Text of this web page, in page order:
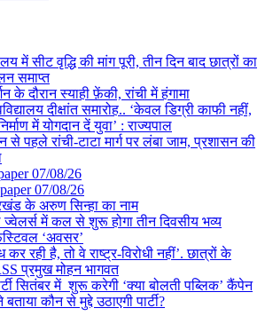
में सीट वृद्धि की मांग पूरी, तीन दिन बाद छात्रों का
समाप्त
के दौरान स्याही फ़ेंकी, रांची में हंगामा
दीक्षांत समारोह.. ‘केवल डिग्री काफी नहीं,
में योगदान दें युवा’ : राज्यपाल
पहले रांची-टाटा मार्ग पर लंबा जाम, प्रशासन की
07/08/26
07/08/26
के अरुण सिन्हा का नाम
में कल से शुरू होगा तीन दिवसीय भव्य
‘अवसर’
रही है, तो वे राष्ट्र-विरोधी नहीं’. छात्रों के
प्रमुख मोहन भागवत
सितंबर में शुरू करेगी ‘क्या बोलती पब्लिक’ कैंपेन
कौन से मुद्दे उठाएगी पार्टी?